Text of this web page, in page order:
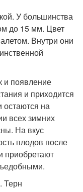
У большинства
до 15 мм. Цвет
Внутри они
и появление
и приходится
остаются на
всех зимних
На вкус
плодов после
приобретают